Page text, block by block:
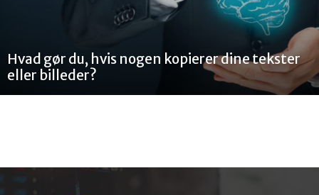
Hvad gør du, hvis nogen kopierer dine tekster
eller billeder?